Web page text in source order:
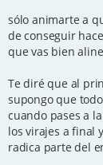
sólo animarte a
de conseguir
que vas bien
Te diré que al
supongo que
cuando pases a
los virajes a final
radica parte del